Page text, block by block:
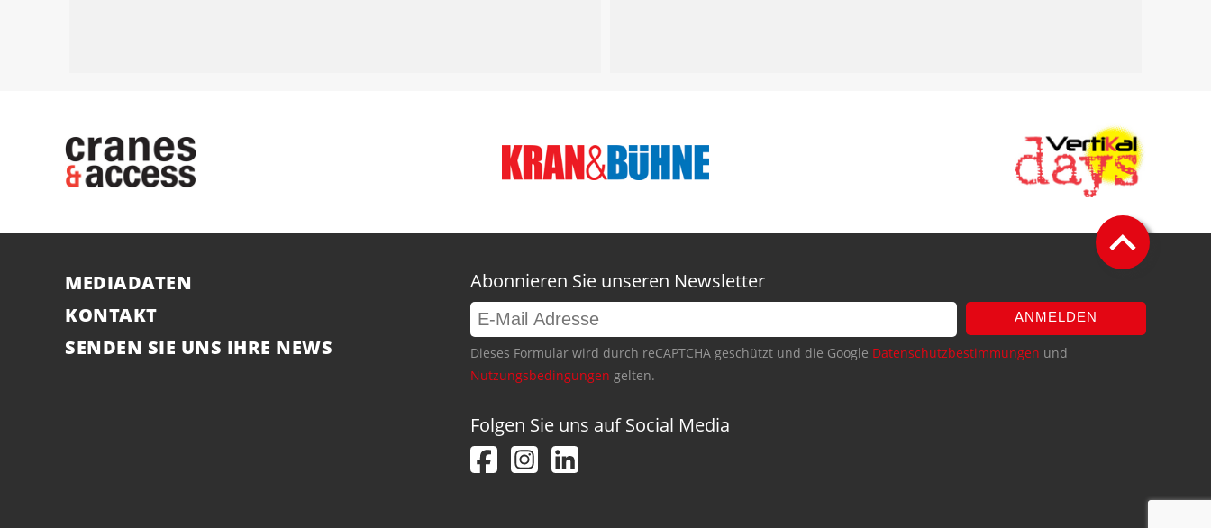
MEDIADATEN
KONTAKT
SENDEN SIE UNS IHRE NEWS
Abonnieren Sie unseren Newsletter
ANMELDEN
Dieses Formular wird durch reCAPTCHA geschützt und die Google Datenschutzbestimmungen und
Nutzungsbedingungen gelten.
Folgen Sie uns auf Social Media